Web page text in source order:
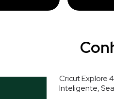
Cricut Explore
Inteligente,